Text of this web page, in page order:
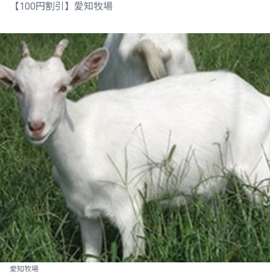
【100円割引】愛知牧場
愛知牧場